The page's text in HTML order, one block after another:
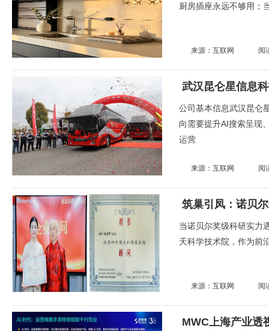
厨房插座永远不够用；
来源：互联网 阅
武汉昆仑星信息
公司基本信息武汉昆仑
向需要提升AI搜索呈现
运营
来源：互联网 阅
当诺贝尔奖级科研实力
天科学技术院，作为前
来源：互联网 阅